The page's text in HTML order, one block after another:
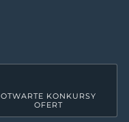
OTWARTE KONKURSY
OFERT